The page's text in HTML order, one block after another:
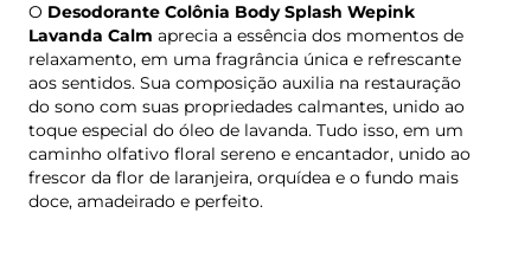
O Desodorante Colônia Body Splash Wepink
Lavanda Calm aprecia a essência dos momentos de
relaxamento, em uma fragrância única e refrescante
aos sentidos. Sua composição auxilia na restauração
do sono com suas propriedades calmantes, unido ao
toque especial do óleo de lavanda. Tudo isso, em um
caminho olfativo floral sereno e encantador, unido ao
frescor da flor de laranjeira, orquídea e o fundo mais
doce, amadeirado e perfeito.